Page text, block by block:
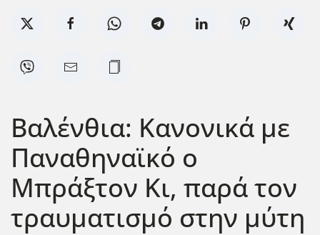
Βαλένθια: Κανονικά με
Παναθηναϊκό ο
Μπράξτον Κι, παρά τον
τραυματισμό στην μύτη